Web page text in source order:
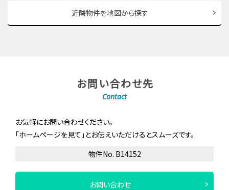
近隣物件を地図から探す
お問い合わせ先
Contact
お気軽にお問い合わせください。
「ホームページを見て」とお伝えいただけるとスムーズです。
物件No. B14152
お問い合わせ